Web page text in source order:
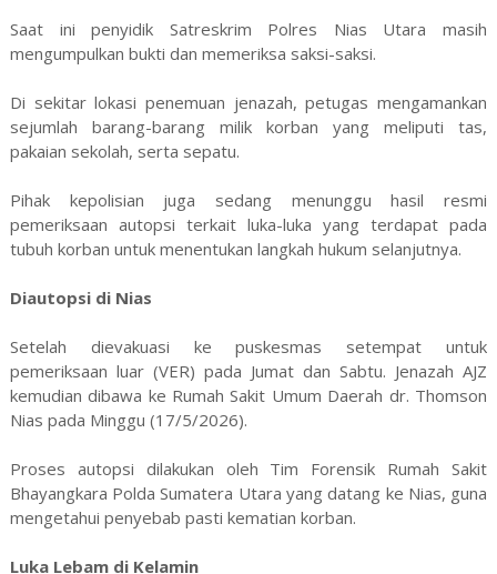
Saat ini penyidik Satreskrim Polres Nias Utara masih
mengumpulkan bukti dan memeriksa saksi-saksi.
Di sekitar lokasi penemuan jenazah, petugas mengamankan
sejumlah barang-barang milik korban yang meliputi tas,
pakaian sekolah, serta sepatu.
Pihak kepolisian juga sedang menunggu hasil resmi
pemeriksaan autopsi terkait luka-luka yang terdapat pada
tubuh korban untuk menentukan langkah hukum selanjutnya.
Diautopsi di Nias
Setelah dievakuasi ke puskesmas setempat untuk
pemeriksaan luar (VER) pada Jumat dan Sabtu. Jenazah AJZ
kemudian dibawa ke Rumah Sakit Umum Daerah dr. Thomson
Nias pada Minggu (17/5/2026).
Proses autopsi dilakukan oleh Tim Forensik Rumah Sakit
Bhayangkara Polda Sumatera Utara yang datang ke Nias, guna
mengetahui penyebab pasti kematian korban.
Luka Lebam di Kelamin